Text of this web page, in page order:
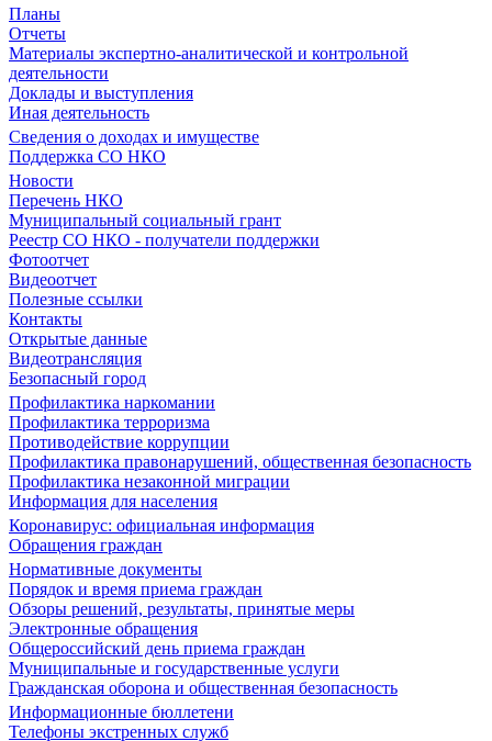
Планы
Отчеты
Материалы экспертно-аналитической и контрольной
деятельности
Доклады и выступления
Иная деятельность
Сведения о доходах и имуществе
Поддержка СО НКО
Новости
Перечень НКО
Муниципальный социальный грант
Реестр СО НКО - получатели поддержки
Фотоотчет
Видеоотчет
Полезные ссылки
Контакты
Открытые данные
Видеотрансляция
Безопасный город
Профилактика наркомании
Профилактика терроризма
Противодействие коррупции
Профилактика правонарушений, общественная безопасность
Профилактика незаконной миграции
Информация для населения
Коронавирус: официальная информация
Обращения граждан
Нормативные документы
Порядок и время приема граждан
Обзоры решений, результаты, принятые меры
Электронные обращения
Общероссийский день приема граждан
Муниципальные и государственные услуги
Гражданская оборона и общественная безопасность
Информационные бюллетени
Телефоны экстренных служб